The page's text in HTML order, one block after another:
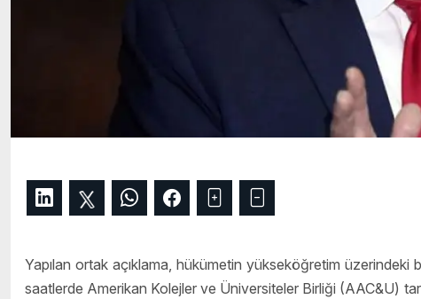
Yapılan ortak açıklama, hükümetin yükseköğretim üzerindeki
saatlerde Amerikan Kolejler ve Üniversiteler Birliği (AAC&U)